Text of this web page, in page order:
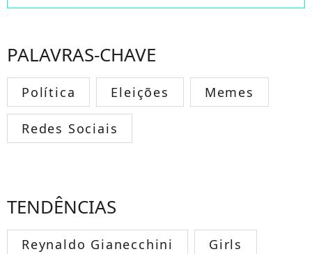
PALAVRAS-CHAVE
Política Eleições Memes
Redes Sociais
TENDÊNCIAS
Reynaldo Gianecchini Girls